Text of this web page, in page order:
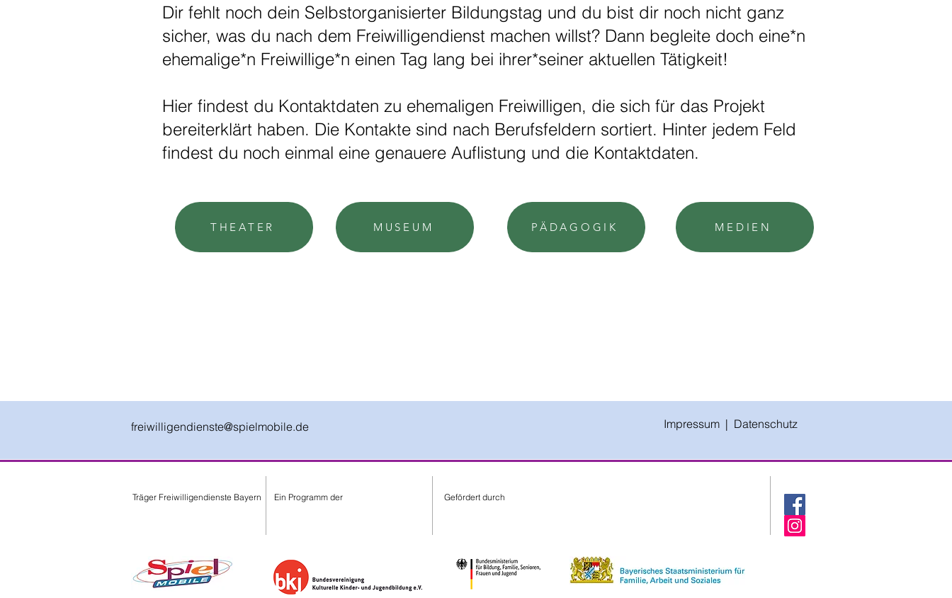
Dir fehlt noch dein Selbstorganisierter Bildungstag und du bist dir noch nicht ganz
sicher, was du nach dem Freiwilligendienst machen willst? Dann begleite doch eine*n
ehemalige*n Freiwillige*n einen Tag lang bei ihrer*seiner aktuellen Tätigkeit!
Hier findest du Kontaktdaten zu ehemaligen Freiwilligen, die sich für das Projekt
bereiterklärt haben. Die Kontakte sind nach Berufsfeldern sortiert. Hinter jedem Feld
findest du noch einmal eine genauere Auflistung und die Kontaktdaten.
THEATER MUSEUM PÄDAGOGIK MEDIEN
freiwilligendienste@spielmobile.de Impressum | Datenschutz
Träger Freiwilligendienste Bayern Ein Programm der Gefördert durch